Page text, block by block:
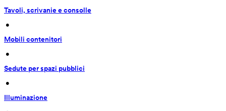
Tavoli, scrivanie e consolle
•
Mobili contenitori
•
Sedute per spazi pubblici
•
Illuminazione